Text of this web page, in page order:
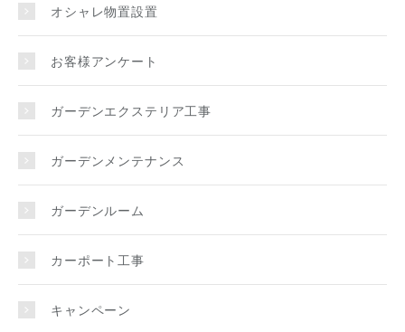
オシャレ物置設置
お客様アンケート
ガーデンエクステリア工事
ガーデンメンテナンス
ガーデンルーム
カーポート工事
キャンペーン